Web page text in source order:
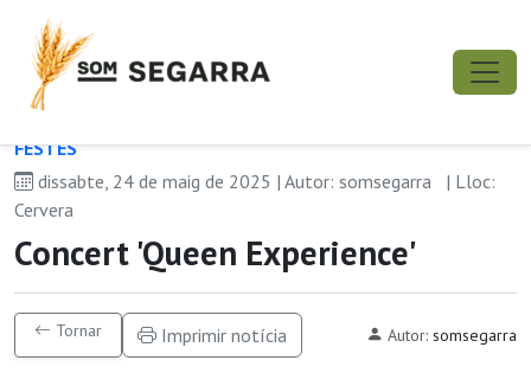
FESTES
dissabte, 24 de maig de 2025 | Autor: somsegarra
| Lloc:
Cervera
Concert 'Queen Experience'
Tornar Imprimir notícia Autor: somsegarra